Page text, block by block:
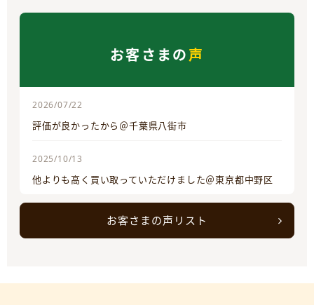
お客さまの声
2026/07/22
評価が良かったから＠千葉県八街市
2025/10/13
他よりも高く買い取っていただけました＠東京都中野区
お客さまの声リスト